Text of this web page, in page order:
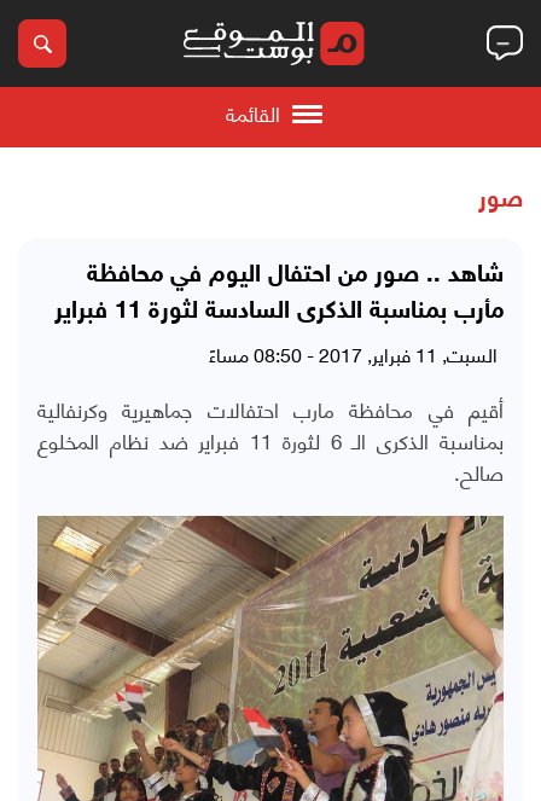
القائمة
صور
شاهد .. صور من احتفال اليوم في محافظة
مأرب بمناسبة الذكرى السادسة لثورة 11 فبراير
السبت, 11 فبراير, 2017 - 08:50 مساءً
أقيم في محافظة مارب احتفالات جماهيرية وكرنفالية
بمناسبة الذكرى الـ 6 لثورة 11 فبراير ضد نظام المخلوع
صالح.